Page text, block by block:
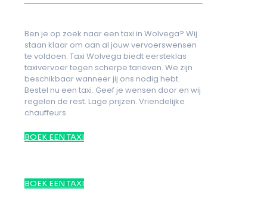
Ben je op zoek naar een taxi in Wolvega? Wij
staan klaar om aan al jouw vervoerswensen
te voldoen. Taxi Wolvega biedt eersteklas
taxivervoer tegen scherpe tarieven. We zijn
beschikbaar wanneer jij ons nodig hebt.
Bestel nu een taxi. Geef je wensen door en wij
regelen de rest. Lage prijzen. Vriendelijke
chauffeurs.
BOEK EEN TAXI
BOEK EEN TAXI